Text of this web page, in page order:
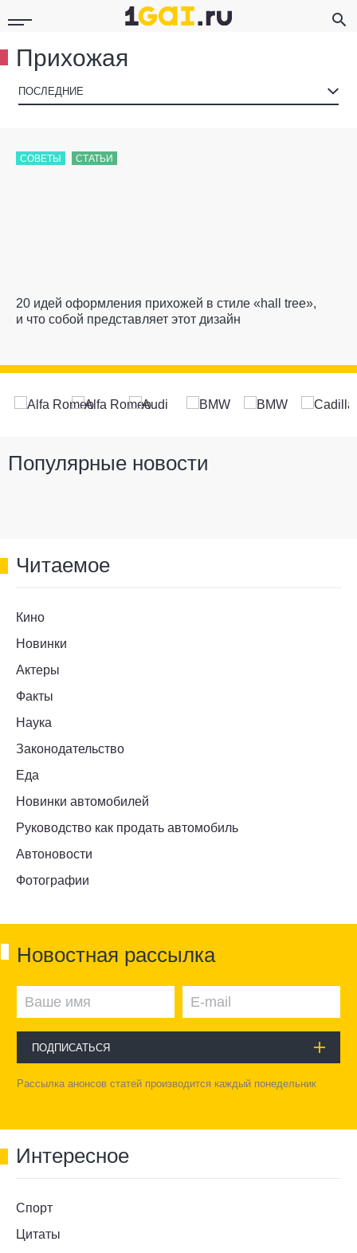
Прихожая
ПОСЛЕДНИЕ ▾
СОВЕТЫ СТАТЬИ
20 идей оформления прихожей в стиле «hall tree»,
и что собой представляет этот дизайн
Популярные новости
Читаемое
Кино
Новинки
Актеры
Факты
Наука
Законодательство
Еда
Новинки автомобилей
Руководство как продать автомобиль
Автоновости
Фотографии
Новостная рассылка
ПОДПИСАТЬСЯ
Рассылка анонсов статей производится каждый понедельник
Интересное
Спорт
Цитаты